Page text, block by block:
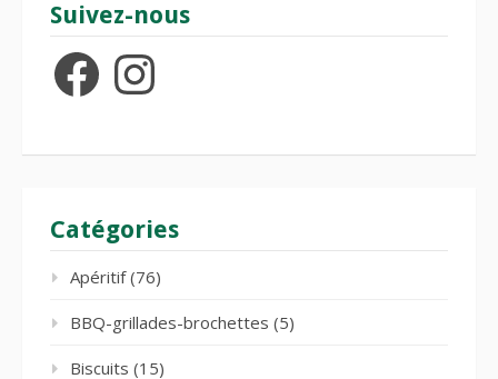
Suivez-nous
FacebookInstagram
Catégories
Apéritif(76)
BBQ-grillades-brochettes (5)
Biscuits (15)